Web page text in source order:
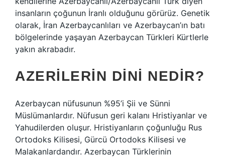
insanların çoğunun İranlı olduğunu görürüz. Genetik
olarak, İran Azerbaycanlıları ve Azerbaycan’ın batı
bölgelerinde yaşayan Azerbaycan Türkleri Kürtlerle
yakın akrabadır.
AZERILERIN DINI NEDIR?
Azerbaycan nüfusunun %95’i Şii ve Sünni
Müslümanlardır. Nüfusun geri kalanı Hristiyanlar ve
Yahudilerden oluşur. Hristiyanların çoğunluğu Rus
Ortodoks Kilisesi, Gürcü Ortodoks Kilisesi ve
Malakanlardandır. Azerbaycan Türklerinin